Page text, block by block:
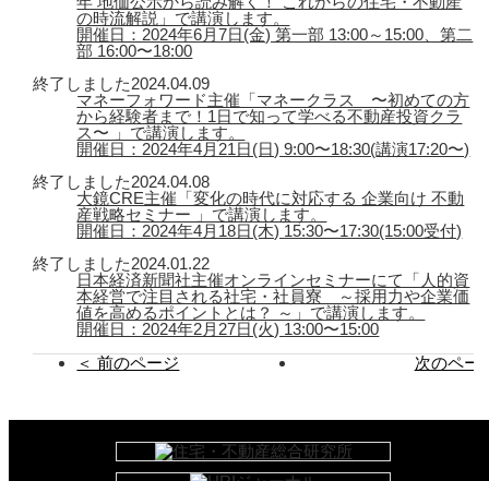
の時流解説」で講演します。
開催日：2024年6月7日(金) 第一部 13:00～15:00、第二
部 16:00〜18:00
終了しました2024.04.09
マネーフォワード主催「マネークラス 〜初めての方
から経験者まで！1日で知って学べる不動産投資クラ
ス〜 」で講演します。
開催日：2024年4月21日(日) 9:00〜18:30(講演17:20〜)
終了しました2024.04.08
大鏡CRE主催「変化の時代に対応する 企業向け 不動
産戦略セミナー 」で講演します。
開催日：2024年4月18日(木) 15:30〜17:30(15:00受付)
終了しました2024.01.22
日本経済新聞社主催オンラインセミナーにて「人的資
本経営で注目される社宅・社員寮 ～採用力や企業価
値を高めるポイントとは？ ～」で講演します。
開催日：2024年2月27日(火) 13:00〜15:00
＜ 前のページ
次のペー